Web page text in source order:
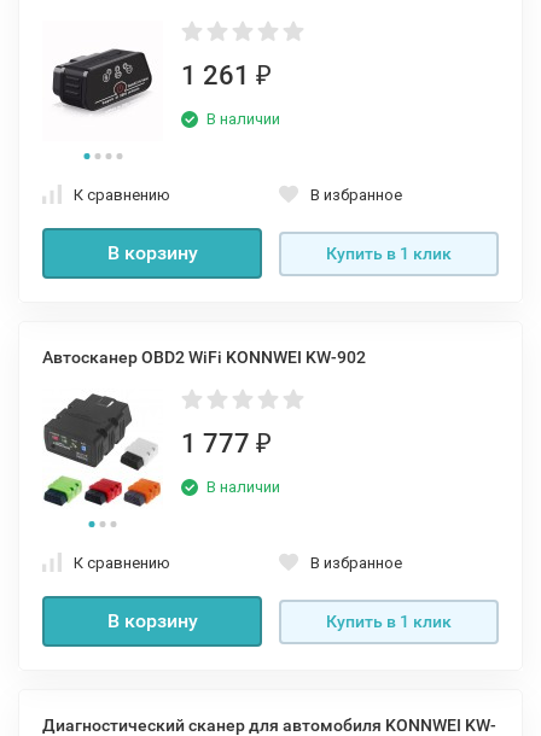
1 261 ₽
В наличии
К сравнению В избранное
В корзину Купить в 1 клик
Автосканер OBD2 WiFi KONNWEI KW-902
1 777 ₽
В наличии
К сравнению В избранное
В корзину Купить в 1 клик
Диагностический сканер для автомобиля KONNWEI KW-